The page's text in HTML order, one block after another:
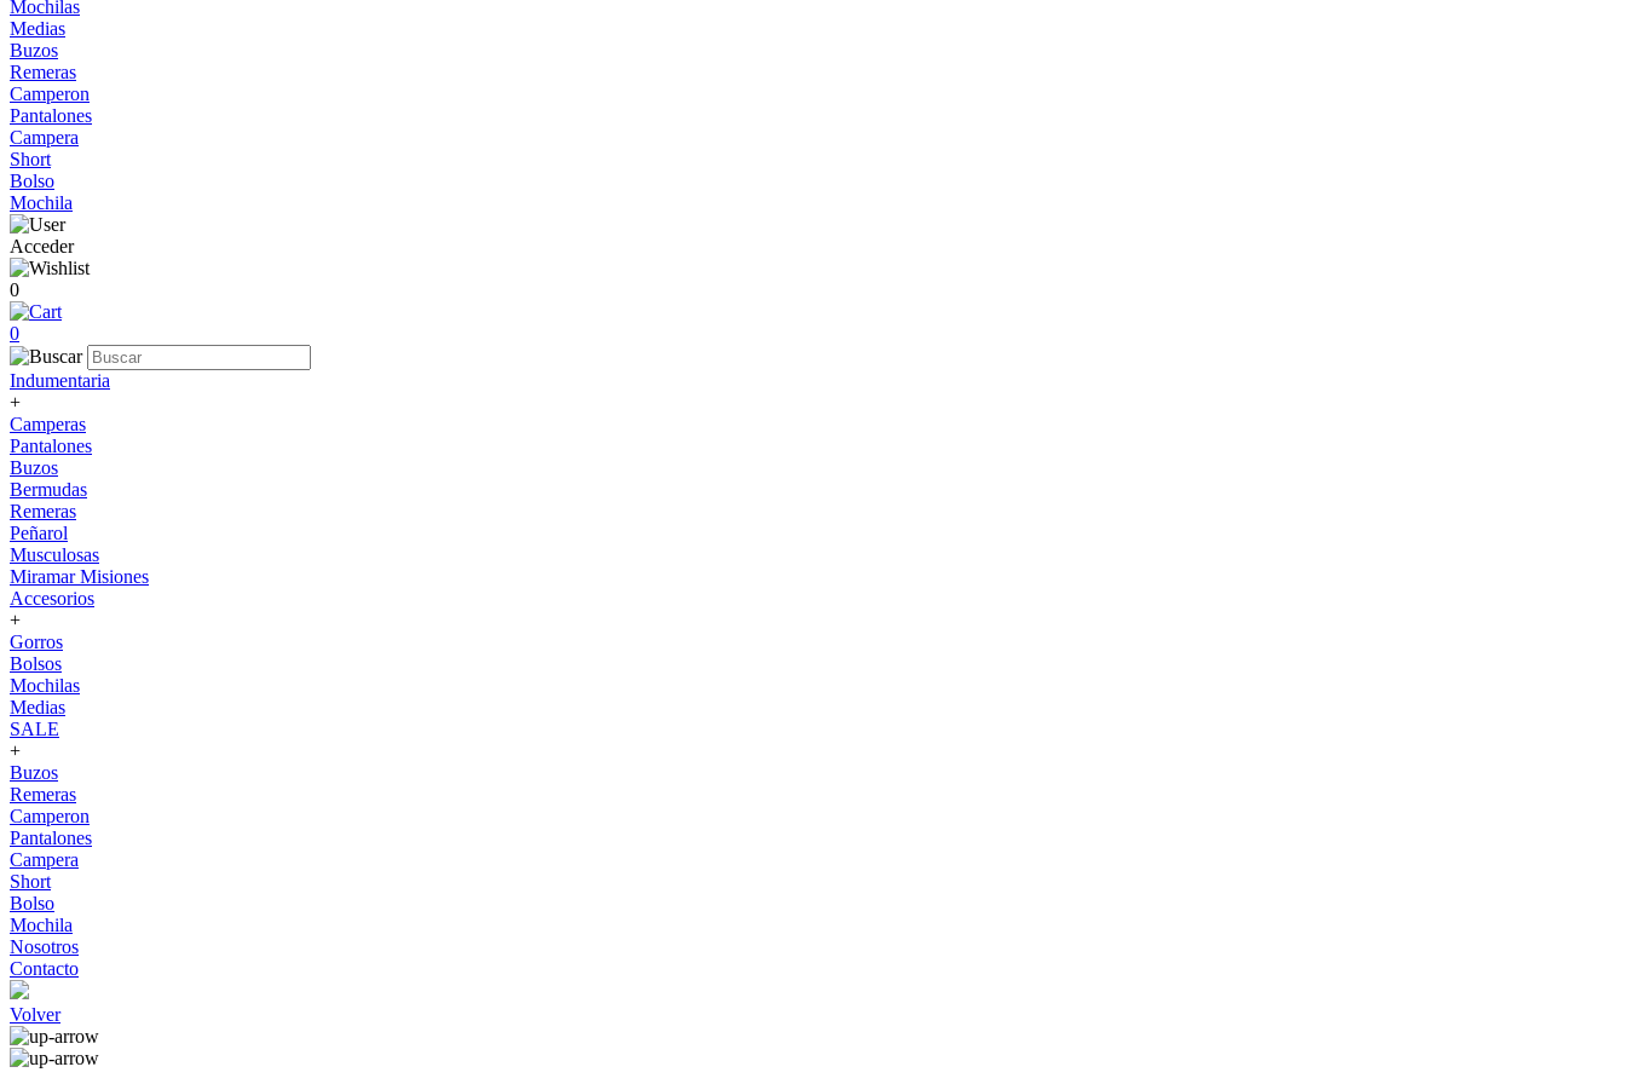
Mochilas
Medias
Buzos
Remeras
Camperon
Pantalones
Campera
Short
Bolso
Mochila
Acceder
0
0
Indumentaria
+
Camperas
Pantalones
Buzos
Bermudas
Remeras
Peñarol
Musculosas
Miramar Misiones
Accesorios
+
Gorros
Bolsos
Mochilas
Medias
SALE
+
Buzos
Remeras
Camperon
Pantalones
Campera
Short
Bolso
Mochila
Nosotros
Contacto
Volver